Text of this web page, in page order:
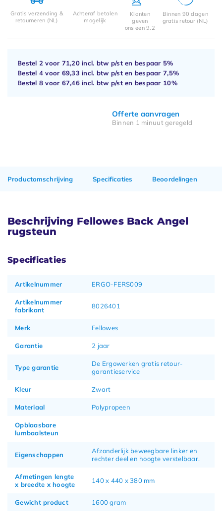
Gratis verzending &
retourneren (NL)
Achteraf betalen
mogelijk
Klanten
geven
ons een 9.2
Binnen 90 dagen
gratis retour (NL)
Bestel 2 voor 71,20incl. btw p/st en bespaar 5%
Bestel 4 voor 69,33 incl. btw p/st en bespaar 7,5%
Bestel 8 voor 67,46incl. btw p/st en bespaar 10%
Offerte aanvragen
Binnen 1 minuut geregeld
Productomschrijving Specificaties Beoordelingen
Beschrijving Fellowes Back Angel
rugsteun
Specificaties
Artikelnummer ERGO-FERS009
Artikelnummer
fabrikant
8026401
Merk Fellowes
Garantie 2 jaar
Type garantie
De Ergowerken gratis retour-
garantieservice
Kleur Zwart
Materiaal Polypropeen
Opblaasbare
lumbaalsteun
Eigenschappen
Afzonderlijk beweegbare linker en
rechter deel en hoogte verstelbaar.
Afmetingen lengte
x breedte x hoogte
140 x 440 x 380 mm
Gewicht product 1600 gram